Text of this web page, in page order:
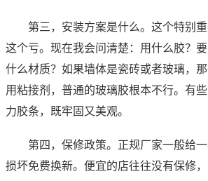
第三，安装方案是什么。这个特别
这个亏。现在我会问清楚：用什么胶？
什么材质？如果墙体是瓷砖或者玻璃，
用粘接剂，普通的玻璃胶根本不行。有
力胶条，既牢固又美观。
第四，保修政策。正规厂家一般给
损坏免费换新。便宜的店往往没有保修